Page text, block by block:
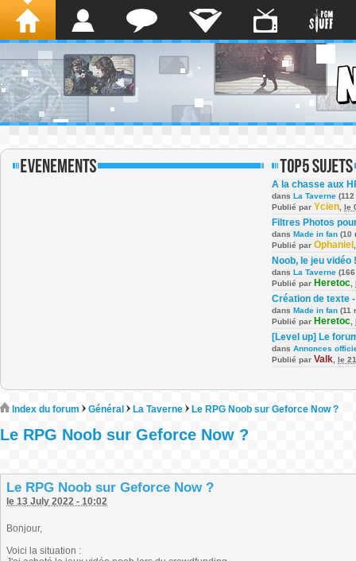
A la chasse aux
dans La Taverne
Publié par Ycien le
Filtres Photos
dans Made in fan (10
Publié par Ophaniel
Noob, le jeu vidéo !
dans La Taverne
Publié par Heretoc
Création de texte
dans Made in fan (11
Publié par Heretoc
[Level up] Le
dans Annonces
Publié par Valk le
Index du forum Général La Taverne Le RPG Noob sur Geforce Now ?
Le RPG Noob sur Geforce Now ?
Le RPG Noob sur Geforce Now ?
le 13 July 2022 - 10:02
Bonjour,
Voici la situation :